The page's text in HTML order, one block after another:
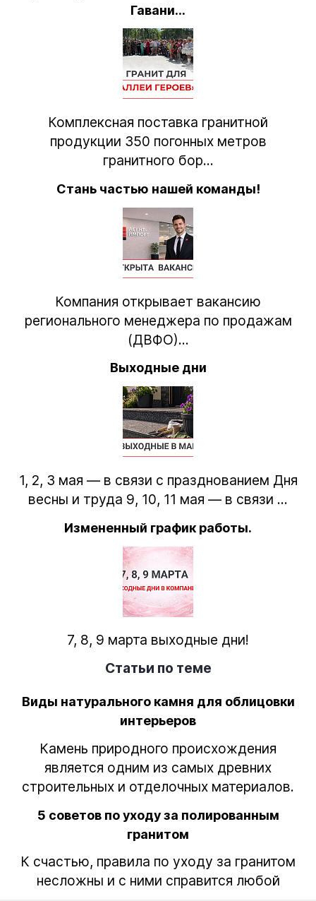
Гавани...
Комплексная поставка гранитной
продукции 350 погонных метров
гранитного бор...
Стань частью нашей команды!
Компания открывает вакансию
регионального менеджера по продажам
(ДВФО)...
Выходные дни
1, 2, 3 мая — в связи с празднованием Дня
весны и труда 9, 10, 11 мая — в связи ...
Измененный график работы.
7, 8, 9 марта выходные дни!
Статьи по теме
Виды натурального камня для облицовки
интерьеров
Камень природного происхождения
является одним из самых древних
строительных и отделочных материалов.
5 советов по уходу за полированным
гранитом
К счастью, правила по уходу за гранитом
несложны и с ними справится любой